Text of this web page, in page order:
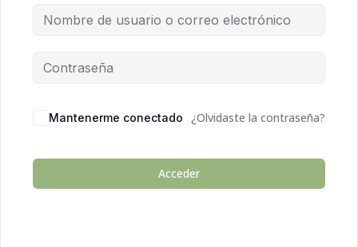
Mantenerme conectado ¿Olvidaste la contraseña?
Acceder